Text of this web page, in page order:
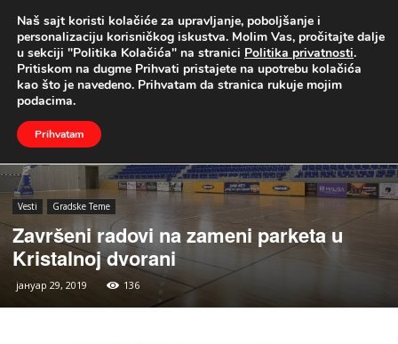
UŽIVO
Naslovna Vesti Gradske Teme
Vesti Gradske Teme
Završeni radovi na zameni parketa u
Kristalnoj dvorani
јануар 29, 2019 136
Naš sajt koristi kolačiće za upravljanje, poboljšanje i
personalizaciju korisničkog iskustva. Molim Vas, pročitajte dalje
u sekciji "Politika Kolačića" na stranici Politika privatnosti.
Pritiskom na dugme Prihvati pristajete na upotrebu kolačića
kao što je navedeno. Prihvatam da stranica rukuje mojim
podacima.
Prihvatam